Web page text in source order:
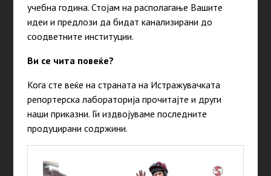
учебна година. Стојам на располагање Вашите
идеи и предлози да бидат канализирани до
соодветните институции.
Ви се чита повеќе?
Кога сте веќе на страната на Истражувачката
репортерска лабораторија прочитајте и други
наши приказни. Ги издвојуваме последните
продуцирани содржини.